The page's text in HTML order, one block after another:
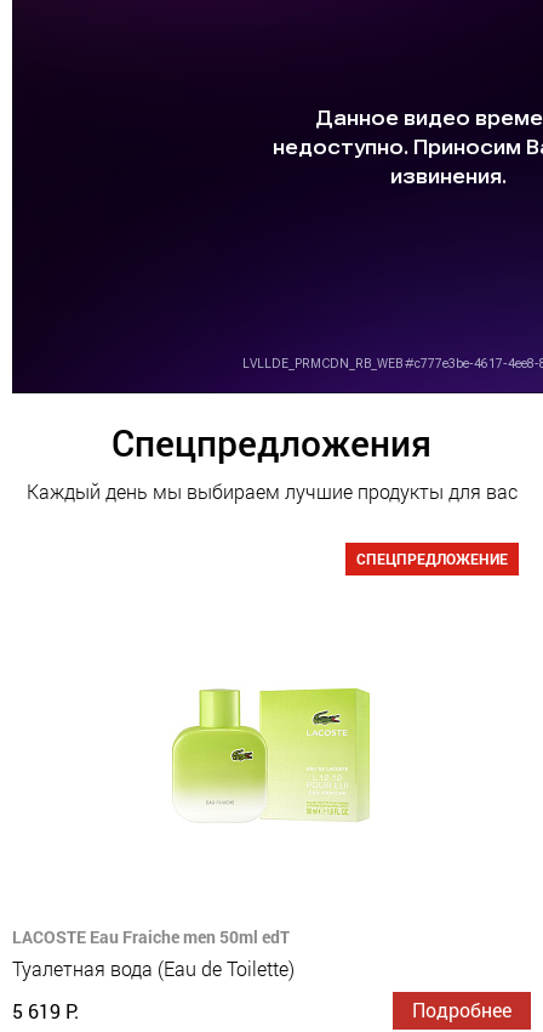
Спецпредложения
Каждый день мы выбираем лучшие продукты для вас
СПЕЦПРЕДЛОЖЕНИЕ
LACOSTE Eau Fraiche men 50ml edT
Туалетная вода (Eau de Toilette)
5 619 Р.
Подробнее